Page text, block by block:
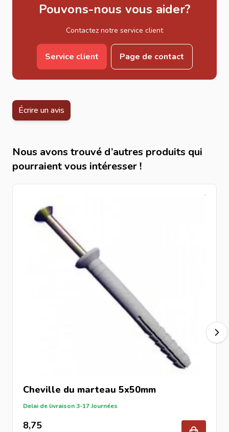
Pouvons-nous vous aider?
Contactez notre service client
Service client Page de contact
Écrire un avis
Nous avons trouvé d’autres produits qui
pourraient vous intéresser !
Cheville du marteau 5x50mm
Delai de livraison 3-17 Journées
8,75